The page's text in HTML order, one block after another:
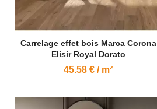
Carrelage effet bois Marca Corona
Elisir Royal Dorato
45.58 € / m²